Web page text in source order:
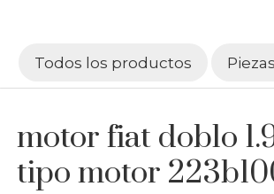
Todos los productos Piezas
motor fiat doblo
tipo motor